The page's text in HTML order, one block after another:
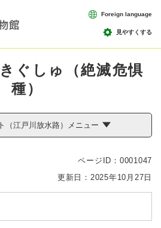
見やすくする
Foreign language
ぐしゅ（絶滅危惧
種）
（江戸川放水路）メニュー
ページID：0001047
更新日：2025年10月27日